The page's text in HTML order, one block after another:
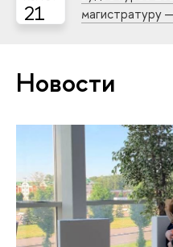
21
магистратуру
Новости